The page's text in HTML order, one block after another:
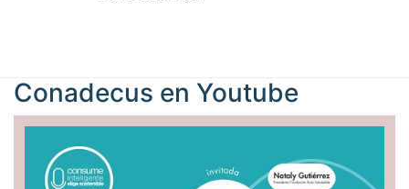
Conadecus en Youtube